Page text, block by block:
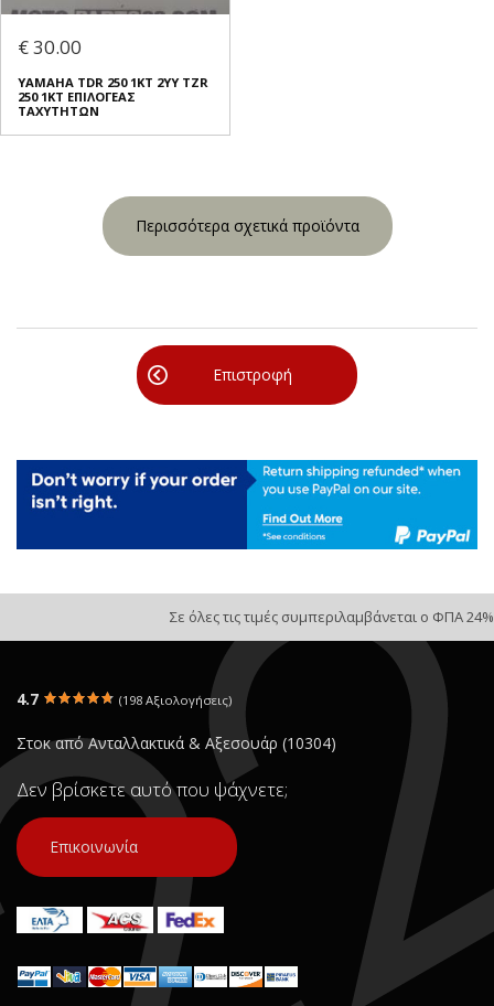
€ 30.00
YAMAHA TDR 250 1KT 2YY TZR
250 1KT ΕΠΙΛΟΓΕΑΣ
ΤΑΧΥΤΗΤΩΝ
Περισσότερα σχετικά προϊόντα
Επιστροφή
Σε όλες τις τιμές συμπεριλαμβάνεται ο ΦΠΑ 24%
4.7 (198 Αξιολογήσεις)
Στοκ από Ανταλλακτικά & Αξεσουάρ (10304)
Δεν βρίσκετε αυτό που ψάχνετε;
Επικοινωνία